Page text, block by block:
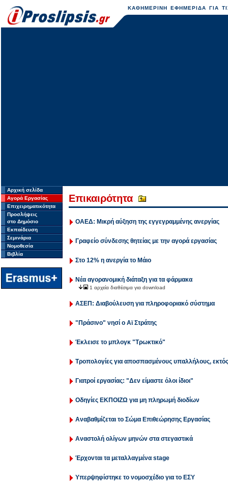
ΚΑΘΗΜΕΡΙΝΗ ΕΦΗΜΕΡΙΔΑ ΓΙΑ
Αρχική σελίδα
Αγορά Εργασίας
Επιχειρηματικότητα
Προσλήψεις
στο Δημόσιο
Εκπαίδευση
Σεμινάρια
Νομοθεσία
Βιβλία
Επικαιρότητα
ΟΑΕΔ: Μικρή αύξηση της εγγεγραμμένης ανεργίας
Γραφείο σύνδεσης θητείας με την αγορά εργασίας
Στο 12% η ανεργία το Μάιο
Νέα αγορανομική διάταξη για τα φάρμακα
1 αρχεία διαθέσιμα για download
ΑΣΕΠ: Διαβούλευση για πληροφοριακό σύστημα
"Πράσινο" νησί ο Αϊ Στράτης
Έκλεισε το μπλογκ "Τρωκτικό"
Τροπολογίες για αποσπασμένους υπαλλήλους,
Γιατροί εργασίας: "Δεν είμαστε όλοι ίδιοι"
Οδηγίες ΕΚΠΟΙΖΩ για μη πληρωμή διοδίων
Αναβαθμίζεται το Σώμα Επιθεώρησης Εργασίας
Αναστολή ολίγων μηνών στα στεγαστικά
Έρχονται τα μεταλλαγμένα stage
Υπερψηφίστηκε το νομοσχέδιο για το ΕΣΥ